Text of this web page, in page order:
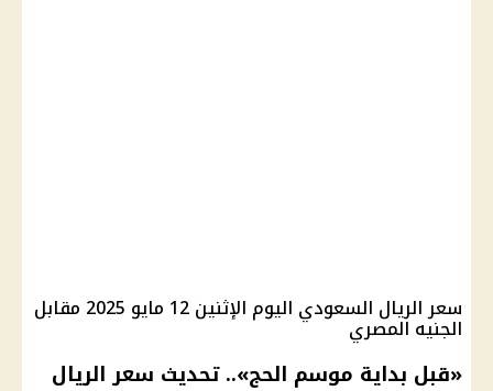
سعر الريال السعودي اليوم الإثنين 12 مايو 2025 مقابل
الجنيه المصري
«قبل بداية موسم الحج».. تحديث سعر الريال